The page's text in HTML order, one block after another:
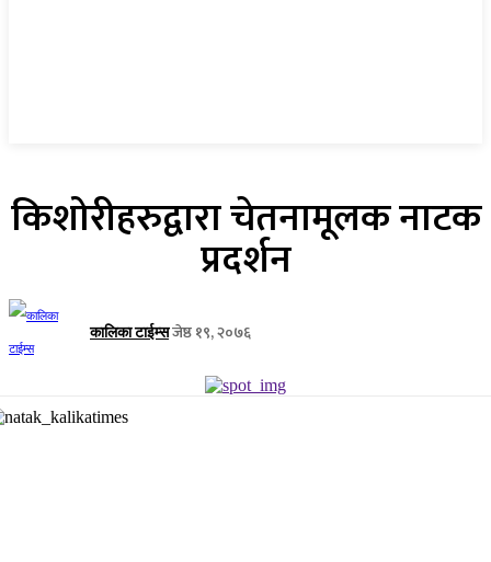
किशोरीहरुद्वारा चेतनामूलक नाटक
प्रदर्शन
कालिका टाईम्सजेष्ठ १९, २०७६